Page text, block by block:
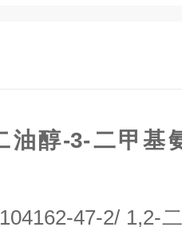
油醇-3-二甲
47-2/ 1,2-